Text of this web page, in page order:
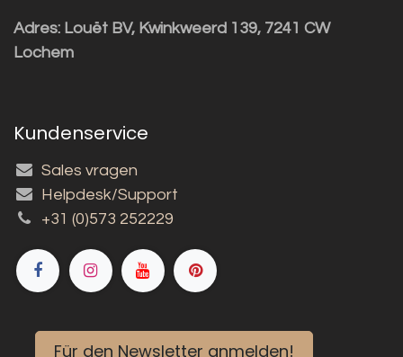
Adres: Louët BV, Kwinkweerd 139, 7241 CW
Lochem
Kundenservice
Sales vragen
Helpdesk/Support
+31 (0)573 252229
Für den Newsletter anmelden!